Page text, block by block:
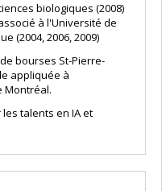
biologiques (2008)
à l'Université de
(2004, 2006, 2009)
bourses St-Pierre-
appliquée à
Montréal.
talents en IA et